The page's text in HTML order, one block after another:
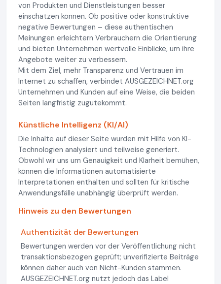
von Produkten und Dienstleistungen besser
einschätzen können. Ob positive oder konstruktive
negative Bewertungen – diese authentischen
Meinungen erleichtern Verbrauchern die Orientierung
und bieten Unternehmen wertvolle Einblicke, um ihre
Angebote weiter zu verbessern.
Mit dem Ziel, mehr Transparenz und Vertrauen im
Internet zu schaffen, verbindet AUSGEZEICHNET.org
Unternehmen und Kunden auf eine Weise, die beiden
Seiten langfristig zugutekommt.
Künstliche Intelligenz (KI/AI)
Die Inhalte auf dieser Seite wurden mit Hilfe von KI-
Technologien analysiert und teilweise generiert.
Obwohl wir uns um Genauigkeit und Klarheit bemühen,
können die Informationen automatisierte
Interpretationen enthalten und sollten für kritische
Anwendungsfälle unabhängig überprüft werden.
Hinweis zu den Bewertungen
Authentizität der Bewertungen
Bewertungen werden vor der Veröffentlichung nicht
transaktionsbezogen geprüft; unverifizierte Beiträge
können daher auch von Nicht-Kunden stammen.
AUSGEZEICHNET.org nutzt jedoch das Label